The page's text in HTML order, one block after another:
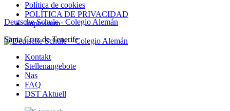
Política de cookies
POLÍTICA DE PRIVACIDAD
Impressum
Zum
springen
Deutsche Schule - Colegio Alemán
Santa Cruz de Tenerife
Kontakt
Stellenangebote
Nas
FAQ
DST Aktuell